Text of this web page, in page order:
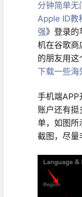
分钟简单无
Apple ID教
强》登录的
机在谷歌商
的朋友用这
下载一些海
手机端APP
账户还有挺
单，如图所
截图，尽量